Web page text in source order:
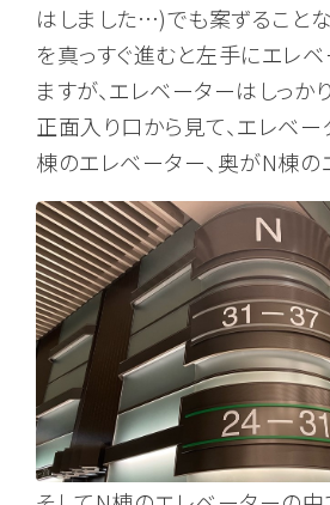
はしました…)でも案ずること
を真っすぐ進むと左手にエレ
ますが、エレベーターはしっか
正面入り口から見て、エレベ
棟のエレベーター、奥がN棟の